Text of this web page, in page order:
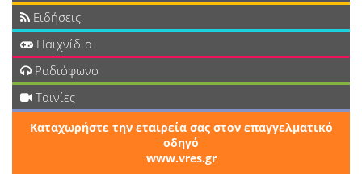
Ειδήσεις
Παιχνίδια
Ραδιόφωνο
Ταινίες
Καταχωρήστε την εταιρεία σας στον επαγγελματικό
οδηγό
www.vres.gr